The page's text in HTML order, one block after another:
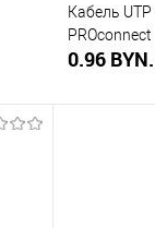
Кабель
PROconnect
0.96 BYN.
Купить в